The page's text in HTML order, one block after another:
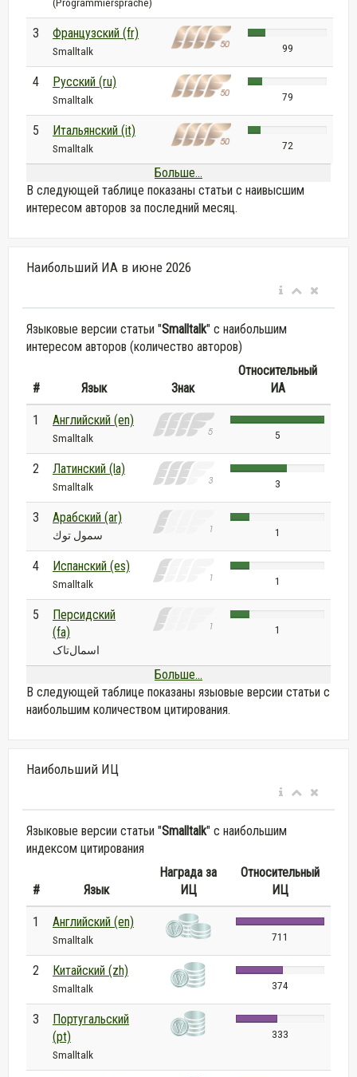
3 Французский (fr)
Smalltalk 99
4 Русский (ru)
Smalltalk 79
5 Итальянский (it)
Smalltalk 72
Больше...
В следующей таблице показаны статьи с наивысшим
интересом авторов за последний месяц.
Наибольший ИА в июне 2026
Языковые версии статьи "Smalltalk" с наибольшим
интересом авторов (количество авторов)
# Язык Знак
Относительный
ИА
1 Английский (en)
Smalltalk 5
2 Латинский (la)
Smalltalk 3
3 Арабский (ar)
سمول توك 1
4 Испанский (es)
Smalltalk 1
5
Персидский
(fa)
اسمال‌تاک
1
Больше...
В следующей таблице показаны языовые версии статьи с
наибольшим количеством цитирования.
Наибольший ИЦ
Языковые версии статьи "Smalltalk" с наибольшим
индексом цитирования
# Язык
Награда за
ИЦ
Относительный
ИЦ
1 Английский (en)
Smalltalk 711
2 Китайский (zh)
Smalltalk 374
3
Португальский
(pt)
Smalltalk
333